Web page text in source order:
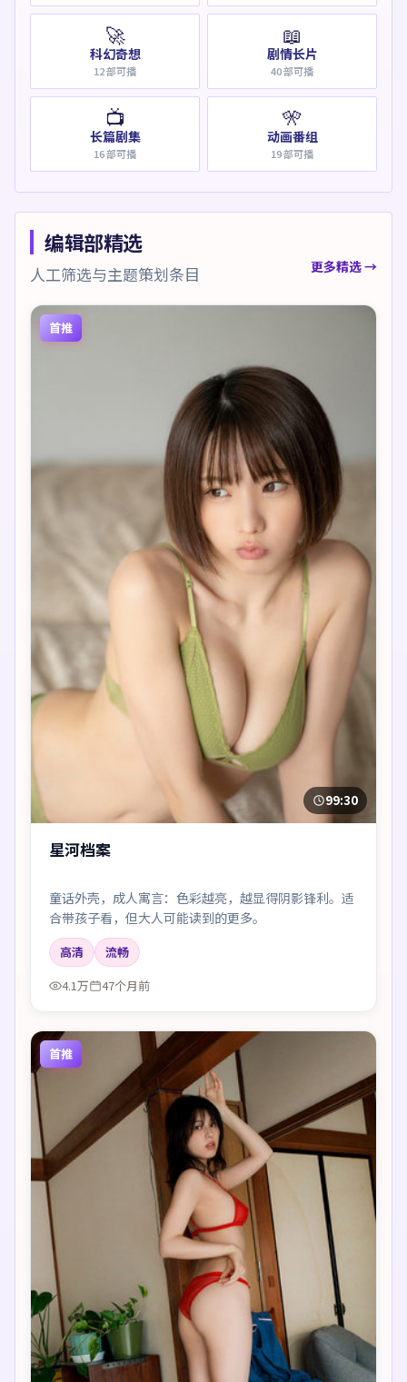
🚀
科幻奇想
12部可播
📖
剧情长片
40部可播
📺
长篇剧集
16部可播
🎌
动画番组
19部可播
编辑部精选
人工筛选与主题策划条目 更多精选 →
首推
99:30
星河档案
童话外壳，成人寓言：色彩越亮，越显得阴影锋利。适
合带孩子看，但大人可能读到的更多。
高清
流畅
4.1万
47个月前
首推